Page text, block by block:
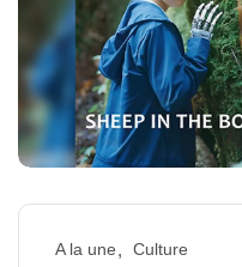
A la une Culture